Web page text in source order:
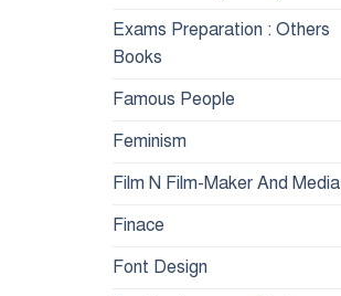
Exams Preparation : Others
Books
Famous People
Feminism
Film N Film-Maker And Media
Finace
Font Design